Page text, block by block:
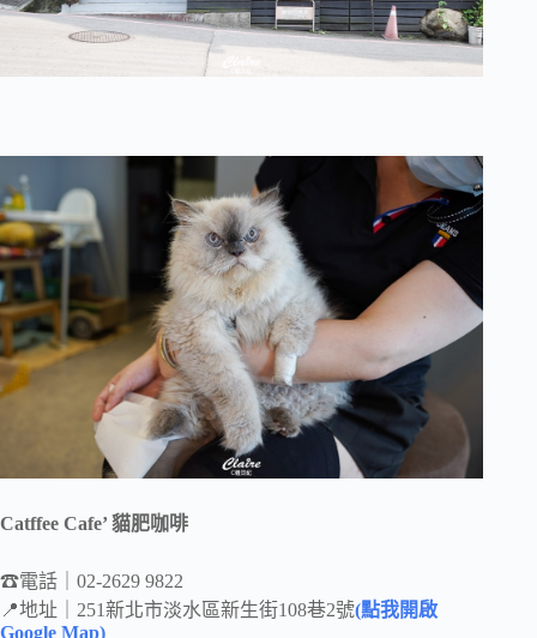
Catffee Cafe’ 貓肥咖啡
☎電話｜02-2629 9822
📍地址｜251新北市淡水區新生街108巷2號(點我開啟
Google Map)